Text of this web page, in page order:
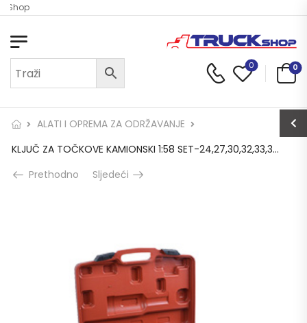
Shop
0 0
ALATI I OPREMA ZA ODRŽAVANJE
KLJUČ ZA TOČKOVE KAMIONSKI 1:58 SET-24,27,30,32,33,36 SA REDUCIRIMA (1-1; 1-3/4)
Prethodno
Sljedeći